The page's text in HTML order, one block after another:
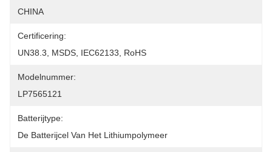
CHINA
Certificering:
UN38.3, MSDS, IEC62133, RoHS
Modelnummer:
LP7565121
Batterijtype:
De Batterijcel Van Het Lithiumpolymeer